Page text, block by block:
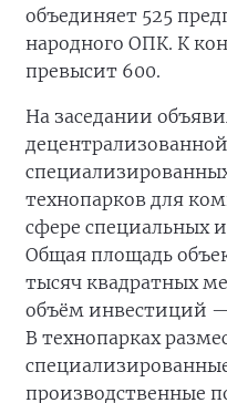
объединяет 525
народного ОПК. К
превысит 600.
На заседании
технопарков для
сфере специальных
Общая площадь
тысяч квадратных
объём инвестиций
В технопарках
производственные